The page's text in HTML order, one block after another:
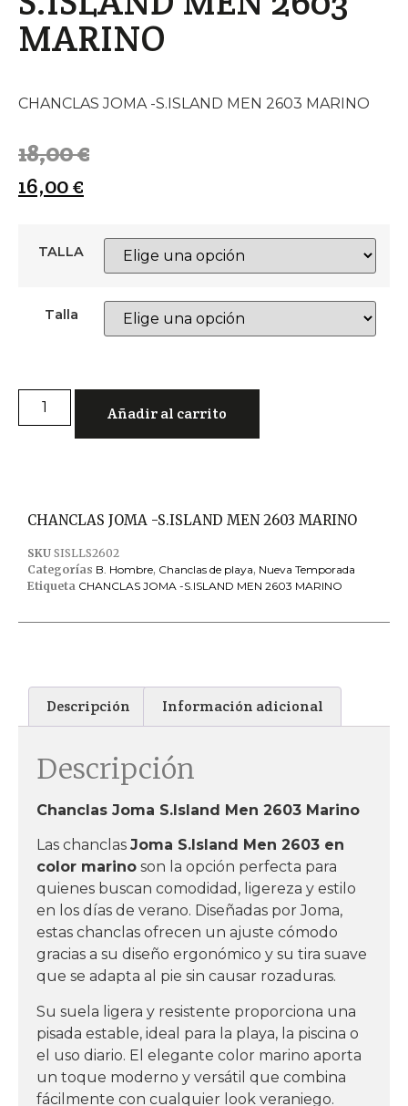
MARINO
CHANCLAS JOMA -S.ISLAND MEN 2603 MARINO
18,00€
16,00€
TALLA
Talla
Añadir al carrito
CHANCLAS JOMA -S.ISLAND MEN 2603 MARINO
SKU SISLLS2602
Categorías B. Hombre, Chanclas de playa, Nueva Temporada
Etiqueta CHANCLAS JOMA -S.ISLAND MEN 2603 MARINO
Descripción Información adicional
Descripción
Chanclas Joma S.Island Men 2603 Marino
Las chanclas Joma S.Island Men 2603 en
color marino son la opción perfecta para
quienes buscan comodidad, ligereza y estilo
en los días de verano. Diseñadas porJoma,
estas chanclas ofrecen un ajuste cómodo
gracias a su diseño ergonómico y su tira suave
que se adapta al pie sin causar rozaduras.
Su suela ligera y resistente proporciona una
pisada estable, ideal para la playa, la piscina o
el uso diario. El elegante color marino aporta
un toque moderno y versátil que combina
fácilmente con cualquier look veraniego.